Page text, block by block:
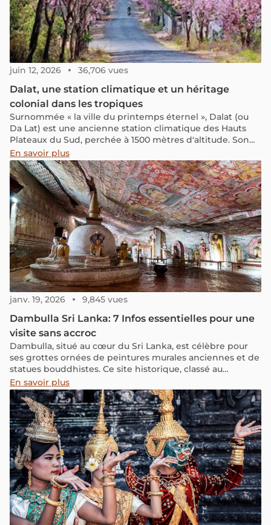
juin 12, 2026 36,706 vues
Dalat, une station climatique et un héritage
colonial dans les tropiques
Surnommée « la ville du printemps éternel », Dalat (ou
Da Lat) est une ancienne station climatique des Hauts
Plateaux du Sud, perchée à 1500 mètres d'altitude. Son
climat frais toute l'année, ses forêts de pins, ses lacs
romantiques et son héritage architectural colonial en
font l'une des destinations les plus attachantes du
Vietnam.
En savoir plus
janv. 19, 2026 9,845 vues
Dambulla Sri Lanka: 7 Infos essentielles pour une
visite sans accroc
Dambulla, situé au cœur du Sri Lanka, est célèbre pour
ses grottes ornées de peintures murales anciennes et de
statues bouddhistes. Ce site historique, classé au
patrimoine mondial de l'UNESCO, offre aux visiteurs une
immersion unique dans l'histoire et la spiritualité du
pays.
En savoir plus